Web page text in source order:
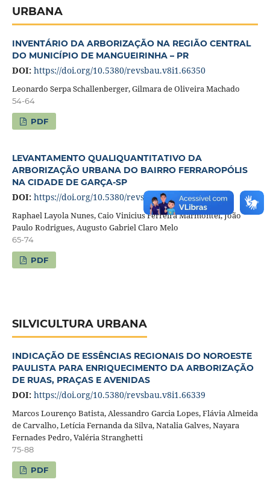
URBANA
INVENTÁRIO DA ARBORIZAÇÃO NA REGIÃO CENTRAL
DO MUNICÍPIO DE MANGUEIRINHA – PR
DOI: https://doi.org/10.5380/revsbau.v8i1.66350
Leonardo Serpa Schallenberger, Gilmara de Oliveira Machado
54-64
PDF
LEVANTAMENTO QUALIQUANTITATIVO DA
ARBORIZAÇÃO URBANA DO BAIRRO FERRAROPÓLIS
NA CIDADE DE GARÇA-SP
DOI: https://doi.org/10.5380/revsbau.v8i1.66352
Raphael Layola Nunes, Caio Vinicius Ferreira Marmontel, João
Paulo Rodrigues, Augusto Gabriel Claro Melo
65-74
PDF
SILVICULTURA URBANA
INDICAÇÃO DE ESSÊNCIAS REGIONAIS DO NOROESTE
PAULISTA PARA ENRIQUECIMENTO DA ARBORIZAÇÃO
DE RUAS, PRAÇAS E AVENIDAS
DOI: https://doi.org/10.5380/revsbau.v8i1.66339
Marcos Lourenço Batista, Alessandro Garcia Lopes, Flávia Almeida
de Carvalho, Letícia Fernanda da Silva, Natalia Galves, Nayara
Fernades Pedro, Valéria Stranghetti
75-88
PDF